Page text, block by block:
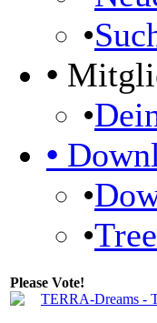
•
•
•
•
•
•
Please Vote!